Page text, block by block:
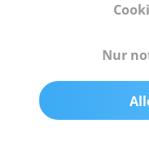
55 mm x 25 mm
200 g
Nur